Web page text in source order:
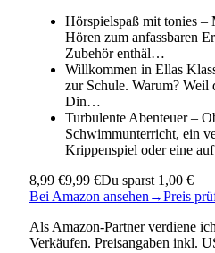
Hörspielspaß mit tonies
Hören zum anfassbaren
Zubehör enthäl…
Willkommen in Ellas
zur Schule. Warum? Weil
Din…
Turbulente Abenteuer –
Schwimmunterricht, ein
Krippenspiel oder eine
8,99 €9,99 €Du sparst 1,00 €
Bei Amazon ansehen →Preis
Als Amazon-Partner verdiene
Verkäufen. Preisangaben inkl.